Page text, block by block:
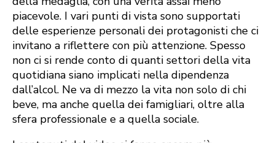
piacevole. I vari punti di vista sono supportati
delle esperienze personali dei protagonisti che ci
invitano a riflettere con più attenzione. Spesso
non ci si rende conto di quanti settori della vita
quotidiana siano implicati nella dipendenza
dall’alcol. Ne va di mezzo la vita non solo di chi
beve, ma anche quella dei famigliari, oltre alla
sfera professionale e a quella sociale.